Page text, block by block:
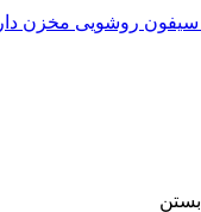
سیفون روشویی مخزن دار
بستن